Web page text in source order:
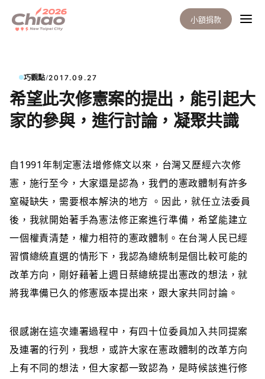
小額捐款
巧觀點/2017.09.27
希望此次修憲案的提出，能引起大
家的參與，進行討論，凝聚共識
自1991年制定憲法增修條文以來，台灣又歷經六次修
憲，施行至今，大家還是認為，我們的憲政體制有許多
窒礙缺失，需要根本解決的地方 。因此，就任立法委員
後，我就開始著手為憲法修正案進行準備，希望能建立
一個權責清楚，權力相符的憲政體制。在台灣人民已經
習慣總統直選的情形下，我認為總統制是個比較可能的
改革方向，剛好藉著上週日蔡總統提出憲改的想法，就
將我準備已久的修憲版本提出來，跟大家共同討論。
很感謝在這次連署過程中，有四十位委員加入共同提案
及連署的行列，我想，或許大家在憲政體制的改革方向
上有不同的想法，但大家都一致認為，是時候該進行修